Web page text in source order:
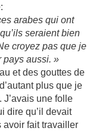
arabes qui ont
seraient bien
croyez pas que je
pays aussi. »
et des gouttes de
plus que je
J’avais une folle
dire qu’il devait
avoir fait travailler